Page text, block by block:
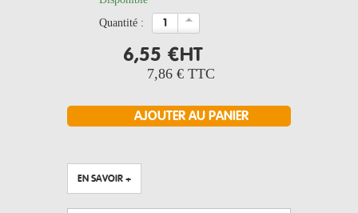
quantité :
6,55 €HT
7,86 € TTC
EN SAVOIR +